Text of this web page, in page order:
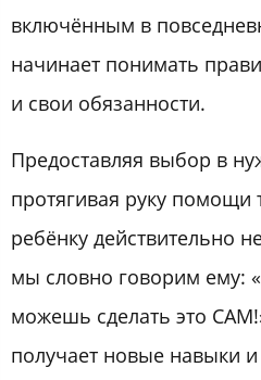
включённым в
начинает понимать
и свои обязанности.
Предоставляя выбор в
протягивая руку помощи
ребёнку действительно
мы словно говорим ему:
можешь сделать это
получает новые навыки и